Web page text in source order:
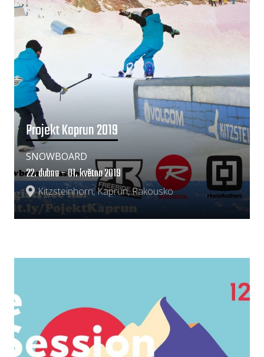
Projekt Kaprun 2019
Kitzsteinhorn, Kaprun, Rakousko
22. dubna – 01. května 2019
SNOWBOARD